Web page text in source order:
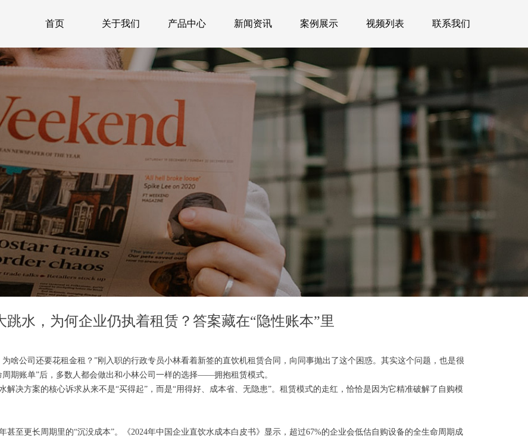
首页
首页
关于我们
关于我们
产品中心
产品中心
新闻资讯
新闻资讯
案例展示
案例展示
视频列表
视频列表
联系我们
跳水，为何企业仍执着租赁？答案藏在“隐性账本”里
啥公司还要花租金租？”刚入职的行政专员小林看着新签的直饮机租赁合同，向同事抛出了这个困惑。其实这个问题，也是很
期账单”后，多数人都会做出和小林公司一样的选择——拥抱租赁模式。
决方案的核心诉求从来不是“买得起”，而是“用得好、成本省、无隐患”。租赁模式的走红，恰恰是因为它精准破解了自购模
至更长周期里的“沉没成本”。《2024年中国企业直饮水成本白皮书》显示，超过67%的企业会低估自购设备的全生命周期成
租赁？答案藏在“隐性账本”里